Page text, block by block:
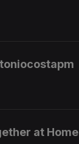
at Home